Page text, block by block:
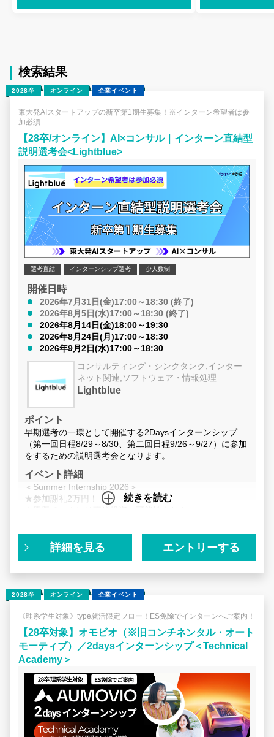
支援を行っています。また、Great
Place to Work® Institute Japan（GPTW
「働きがいのある会社」ランキング 大
規模部門 13位、女性ランキング 大規模
部門 5位を獲得し、社員のエンゲージメ
ントを高める取り組みが活発におこなわ
れています。
シップとは？】
実践ワーク ITコンサルタントとして企
からの直接フ
ェクトの裏側
理由、入社後
でも答えます！ ≫ 責任者クラス登壇 特
別セミナー 戦略立案からソースコード1
行の実装まで
チャーだから
会への提供価値
するプロフェッ
チャーで働くた
の解像度が劇的
ナーよりも熱量
普段はなかなか
ターン・セミ
＠オフィス開
Talk @Zoom開催 エントリーいただ
方から順次詳細
ら、ぜひこのタ
ださい！ エントリー後に、1dayインタ
ーンシップ等を
さまのエントリ
す！
検索結果
2028卒 オンライン 企業イベント
東大発AIスタートアップの新卒第1期生募集！※インターン希望者は参
加必須
【28卒/オンライン】AI×コンサル｜インターン直結型
説明選考会<Lightblue>
選考直結 インターンシップ選考 少人数制
開催日時
2026年7月31日(金)17:00～18:30 (終了)
2026年8月5日(水)17:00～18:30 (終了)
2026年8月14日(金)18:00～19:30
2026年8月24日(月)17:00～18:30
2026年9月2日(水)17:00～18:30
コンサルティング・シンクタンク,インター
ネット関連,ソフトウェア・情報処理
Lightblue
ポイント
早期選考の一環として開催する2Daysインターンシップ
（第一回日程8/29～8/30、第二回日程9/26～9/27）に参加
をするための説明選考会となります。
イベント詳細
＜Summer Internship 2026＞
★参加謝礼2万円！
インターンシップでは、Lightblueが実際に抱える経営課題
をテーマに、経営分析や新規事業創出といった業務を体験
・生成AI領域の実際の経営課題を用いたワークに取り組ん
でもらいます
・東大博士出身のCEOやMorgan Stanley出身のCFOな
ど、プロフェッショナルな経営陣から直接フィードバック
が得られます
本年度のサマーインターンは、早期選考の一環として実施
いたします。
選考にて不合格となった場合も、秋以降のインターンシッ
プや本選考への再参加は可能となっております。
続きを読む
詳細を見る エントリーする
2028卒 オンライン 企業イベント
《理系学生対象》type就活限定フロー！ES免除でインターンへご案内！
【28卒対象】オモビオ（※旧コンチネンタル・オート
モーティブ）／2daysインターンシップ＜Technical
Academy＞